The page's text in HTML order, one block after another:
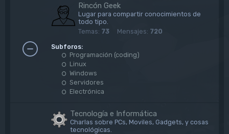
Rincón Geek
Lugar para compartir conocimientos de
todo tipo.
Temas: 73 Mensajes: 720
Subforos:
Programación (coding)
Linux
Windows
Servidores
Electrónica
Tecnología e Informática
Charlas sobre PCs, Moviles, Gadgets, y cosas
tecnológicas.